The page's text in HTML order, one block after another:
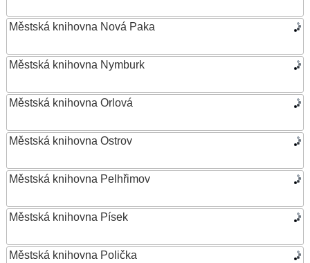
Městská knihovna Nová Paka
Městská knihovna Nymburk
Městská knihovna Orlová
Městská knihovna Ostrov
Městská knihovna Pelhřimov
Městská knihovna Písek
Městská knihovna Polička